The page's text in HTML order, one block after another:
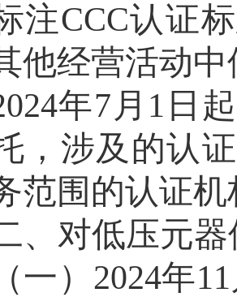
注CCC认证
他经营活动中
年7 月 1 日
，涉及的认
范围的认证
、对低压元
（一） 2024年11